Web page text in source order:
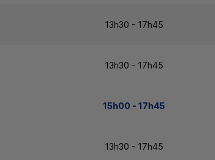
13h30 - 17h45
13h30 - 17h45
15h00 - 17h45
13h30 - 17h45